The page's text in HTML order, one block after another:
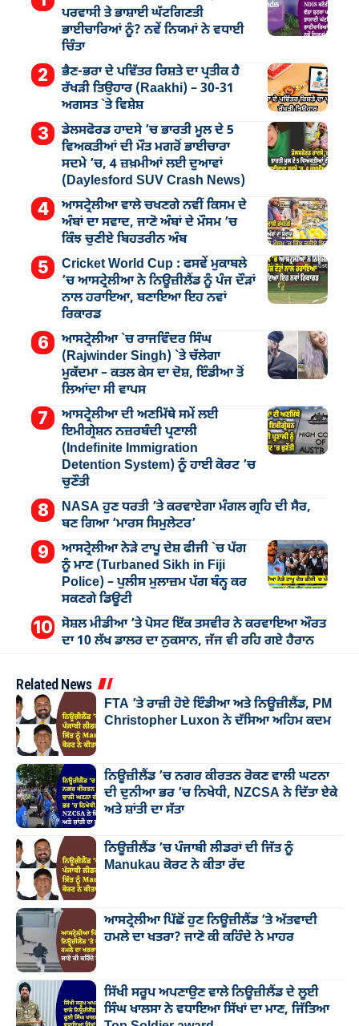
ਪਰਵਾਸੀ ਤੇ ਭਾਸ਼ਾਈ ਘੱਟਗਿਣਤੀ
ਭਾਈਚਾਰਿਆਂ ਨੂੰ? ਨਵੇਂ ਨਿਯਮਾਂ ਨੇ ਵਧਾਈ
ਚਿੰਤਾ
ਭੈਣ-ਭਰਾ ਦੇ ਪਵਿੱਤਰ ਰਿਸ਼ਤੇ ਦਾ ਪ੍ਰਤੀਕ ਹੈ
ਰੱਖੜੀ ਤਿਉਹਾਰ (Raakhi) – 30-31
ਅਗਸਤ `ਤੇ ਵਿਸ਼ੇਸ਼
ਡੇਲਸਫੋਰਡ ਹਾਦਸੇ ’ਚ ਭਾਰਤੀ ਮੂਲ ਦੇ 5
ਵਿਅਕਤੀਆਂ ਦੀ ਮੌਤ ਮਗਰੋਂ ਭਾਈਚਾਰਾ
ਸਦਮੇ ’ਚ, 4 ਜ਼ਖ਼ਮੀਆਂ ਲਈ ਦੁਆਵਾਂ
(Daylesford SUV Crash News)
ਆਸਟ੍ਰੇਲੀਆ ਵਾਲੇ ਚਖਣਗੇ ਨਵੀਂ ਕਿਸਮ ਦੇ
ਅੰਬਾਂ ਦਾ ਸਵਾਦ, ਜਾਣੋ ਅੰਬਾਂ ਦੇ ਮੌਸਮ ’ਚ
ਕਿੰਝ ਚੁਣੀਏ ਬਿਹਤਰੀਨ ਅੰਬ
Cricket World Cup : ਫਸਵੇਂ ਮੁਕਾਬਲੇ
’ਚ ਆਸਟ੍ਰੇਲੀਆ ਨੇ ਨਿਊਜ਼ੀਲੈਂਡ ਨੂੰ ਪੰਜ ਦੌੜਾਂ
ਨਾਲ ਹਰਾਇਆ, ਬਣਾਇਆ ਇਹ ਨਵਾਂ
ਰਿਕਾਰਡ
ਆਸਟ੍ਰੇਲੀਆ `ਚ ਰਾਜਵਿੰਦਰ ਸਿੰਘ
(Rajwinder Singh) `ਤੇ ਚੱਲੇਗਾ
ਮੁੁਕੱਦਮਾ – ਕਤਲ ਕੇਸ ਦਾ ਦੋਸ਼, ਇੰਡੀਆ ਤੋਂ
ਲਿਆਂਦਾ ਸੀ ਵਾਪਸ
ਆਸਟ੍ਰੇਲੀਆ ਦੀ ਅਣਮਿੱਥੇ ਸਮੇਂ ਲਈ
ਇਮੀਗ੍ਰੇਸ਼ਨ ਨਜ਼ਰਬੰਦੀ ਪ੍ਰਣਾਲੀ
(Indefinite Immigration
Detention System) ਨੂੰ ਹਾਈ ਕੋਰਟ ’ਚ
ਚੁਣੌਤੀ
NASA ਹੁਣ ਧਰਤੀ ’ਤੇ ਕਰਵਾਏਗਾ ਮੰਗਲ ਗ੍ਰਹਿ ਦੀ ਸੈਰ,
ਬਣ ਗਿਆ ‘ਮਾਰਸ ਸਿਮੁਲੇਟਰ’
ਆਸਟ੍ਰੇਲੀਆ ਨੇੜੇ ਟਾਪੂ ਦੇਸ਼ ਫੀਜੀ `ਚ ਪੱਗ
ਨੂੰ ਮਾਣ (Turbaned Sikh in Fiji
Police) – ਪੁਲੀਸ ਮੁਲਾਜ਼ਮ ਪੱਗ ਬੰਨ੍ਹ ਕਰ
ਸਕਣਗੇ ਡਿਊਟੀ
ਸੋਸ਼ਲ ਮੀਡੀਆ ’ਤੇ ਪੋਸਟ ਇੱਕ ਤਸਵੀਰ ਨੇ ਕਰਵਾਇਆ ਔਰਤ
ਦਾ 10 ਲੱਖ ਡਾਲਰ ਦਾ ਨੁਕਸਾਨ, ਜੱਜ ਵੀ ਰਹਿ ਗਏ ਹੈਰਾਨ
Related News
FTA ’ਤੇ ਰਾਜ਼ੀ ਹੋਏ ਇੰਡੀਆ ਅਤੇ ਨਿਊਜ਼ੀਲੈਂਡ, PM
Christopher Luxon ਨੇ ਦੱਸਿਆ ਅਹਿਮ ਕਦਮ
ਨਿਊਜ਼ੀਲੈਂਡ ’ਚ ਨਗਰ ਕੀਰਤਨ ਰੋਕਣ ਵਾਲੀ ਘਟਨਾ
ਦੀ ਦੁਨੀਆ ਭਰ ’ਚ ਨਿਖੇਧੀ, NZCSA ਨੇ ਦਿੱਤਾ ਏਕੇ
ਅਤੇ ਸ਼ਾਂਤੀ ਦਾ ਸੱਤਾ
ਨਿਊਜ਼ੀਲੈਂਡ ’ਚ ਪੰਜਾਬੀ ਲੀਡਰਾਂ ਦੀ ਜਿੱਤ ਨੂੰ
Manukau ਕੋਰਟ ਨੇ ਕੀਤਾ ਰੱਦ
ਆਸਟ੍ਰੇਲੀਆ ਪਿੱਛੋਂ ਹੁਣ ਨਿਊਜ਼ੀਲੈਂਡ ’ਤੇ ਅੱਤਵਾਦੀ
ਹਮਲੇ ਦਾ ਖਤਰਾ? ਜਾਣੋ ਕੀ ਕਹਿੰਦੇ ਨੇ ਮਾਹਰ
ਸਿੱਖੀ ਸਰੂਪ ਅਪਣਾਉਣ ਵਾਲੇ ਨਿਊਜ਼ੀਲੈਂਡ ਦੇ ਲੂਈ
ਸਿੰਘ ਖਾਲਸਾ ਨੇ ਵਧਾਇਆ ਸਿੱਖਾਂ ਦਾ ਮਾਣ, ਜਿੱਤਿਆ